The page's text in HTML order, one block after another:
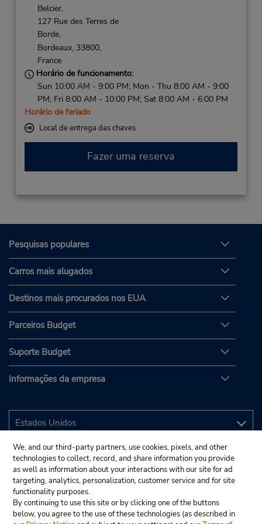
Belcier,
127 Rue des Terres de
Borde,
Bordeaux, 33800,
France
Horário de funcionamento:
Sun 10:00 AM - 9:00 PM; Mon - Thu 8:00 AM - 9:00
PM; Fri 8:00 AM - 10:00 PM; Sat 8:00 AM - 6:00 PM
Horário de feriado
Local de entrega das chaves
Fazer uma reserva
Pesquisas populares
Carros mais alugados
Destinos mais procurados nos EUA
Parceiros Budget
Suporte Budget
Informações da empresa
We, and our third-party partners, use cookies, pixels, and other
technologies to collect, record, and share information you provide
as well as information about your interactions with our site for ad
targeting, analytics, personalization, customer service and for site
functionality purposes.
By continuing to use this site or by clicking one of the buttons
below, you agree to the use of these technologies (as described in